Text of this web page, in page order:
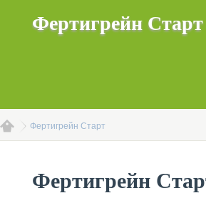
Фертигрейн Старт
Фертигрейн Старт
Фертигрейн